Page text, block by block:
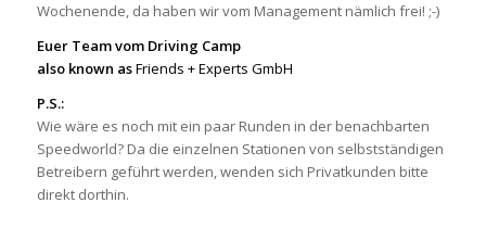
Wochenende, da haben wir vom Management nämlich frei! ;-)
Euer Team vom Driving Camp
also known asFriends + Experts GmbH
P.S.:
Wie wäre es noch mit ein paar Runden in der benachbarten
Speedworld? Da die einzelnen Stationen von selbstständigen
Betreibern geführt werden, wenden sich Privatkunden bitte
direkt dorthin.